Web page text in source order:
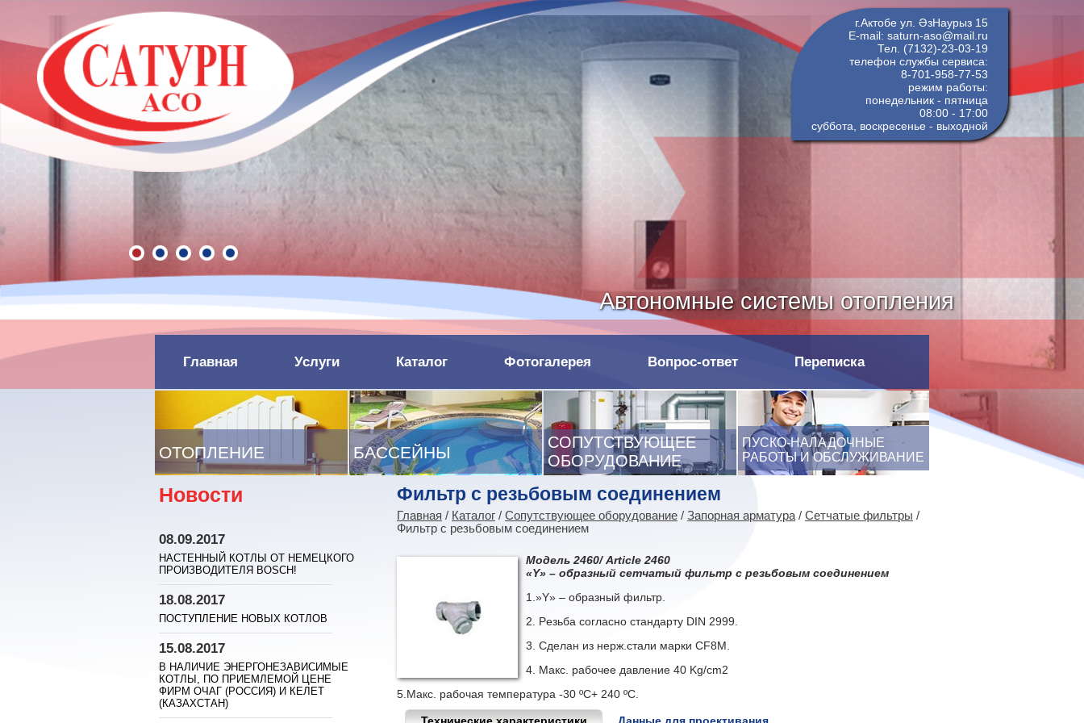
г.Актобе ул. ӘзНаурыз 15
E-mail: saturn-aso@mail.ru
Тел. (7132)-23-03-19
телефон службы сервиса:
8-701-958-77-53
режим работы:
понедельник - пятница
08:00 - 17:00
суббота, воскресенье - выходной
Автономные системы отопления
Главная Услуги Каталог Фотогалерея Вопрос-ответ Переписка
ОТОПЛЕНИЕ БАССЕЙНЫ
СОПУТСТВУЮЩЕЕ
ОБОРУДОВАНИЕ
ПУСКО-НАЛАДОЧНЫЕ
РАБОТЫ И ОБСЛУЖИВАНИЕ
Новости
08.09.2017
НАСТЕННЫЙ КОТЛЫ ОТ НЕМЕЦКОГО
ПРОИЗВОДИТЕЛЯ BOSСH!
18.08.2017
ПОСТУПЛЕНИЕ НОВЫХ КОТЛОВ
15.08.2017
В НАЛИЧИЕ ЭНЕРГОНЕЗАВИСИМЫЕ
КОТЛЫ, ПО ПРИЕМЛЕМОЙ ЦЕНЕ
ФИРМ ОЧАГ (РОССИЯ) И КЕЛЕТ
(КАЗАХСТАН)
Фильтр с резьбовым соединением
Главная / Каталог / Сопутствующее оборудование / Запорная арматура/ Сетчатые фильтры /
Фильтр с резьбовым соединением
Модель 2460/ Article 2460
«Y» – образный сетчатый фильтр с резьбовым соединением
1.»Y» – образный фильтр.
2. Pезьбa согласно стандарту DIN 2999.
3. Сделан из нерж.стали марки CF8M.
4. Макс. рабочее давление 40 Kg/cm2
5.Макс. рабочая температура -30 ºC+ 240 ºC.